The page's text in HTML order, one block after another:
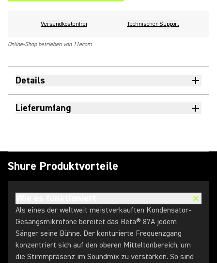
Versandkostenfrei Technischer Support
Online-Shop betrieben von 11ecom
Details
Lieferumfang
Shure Produktvorteile
Als eines der weltweit meistverkauften Kondensator-
Gesangsmikrofone bereitet das Beta® 87A jedem
Sänger seine Bühne. Der konturierte Frequenzgang
konzentriert sich auf den oberen Mitteltonbereich, um
die Stimmpräsenz im Soundmix zu verstärken. So sind